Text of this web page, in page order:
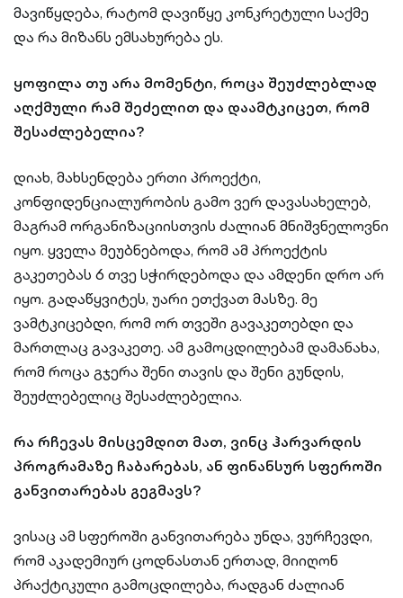
მავიწყდება, რატომ დავიწყე კონკრეტული საქმე
და რა მიზანს ემსახურება ეს.
ყოფილა თუ არა მომენტი, როცა შეუძლებლად
აღქმული რამ შეძელით და დაამტკიცეთ, რომ
შესაძლებელია?
დიახ, მახსენდება ერთი პროექტი,
კონფიდენციალურობის გამო ვერ დავასახელებ,
მაგრამ ორგანიზაციისთვის ძალიან მნიშვნელოვნი
იყო. ყველა მეუბნებოდა, რომ ამ პროექტის
გაკეთებას 6 თვე სჭირდებოდა და ამდენი დრო არ
იყო. გადაწყვიტეს, უარი ეთქვათ მასზე. მე
ვამტკიცებდი, რომ ორ თვეში გავაკეთებდი და
მართლაც გავაკეთე. ამ გამოცდილებამ დამანახა,
რომ როცა გჯერა შენი თავის და შენი გუნდის,
შეუძლებელიც შესაძლებელია.
რა რჩევას მისცემდით მათ, ვინც ჰარვარდის
პროგრამაზე ჩაბარებას, ან ფინანსურ სფეროში
განვითარებას გეგმავს?
ვისაც ამ სფეროში განვითარება უნდა, ვურჩევდი,
რომ აკადემიურ ცოდნასთან ერთად, მიიღონ
პრაქტიკული გამოცდილება, რადგან ძალიან